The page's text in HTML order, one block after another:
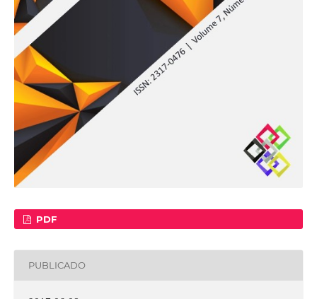
PDF
PUBLICADO